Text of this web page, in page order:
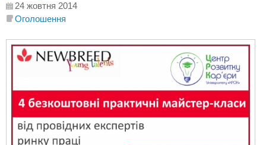
24 жовтня 2014
Оголошення